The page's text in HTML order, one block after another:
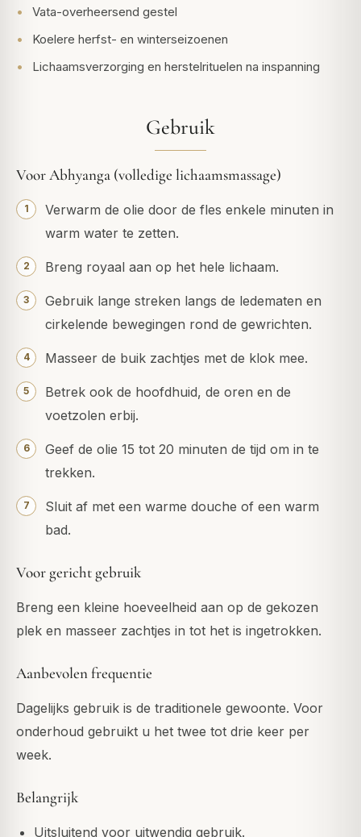
Vata-overheersend gestel
Koelere herfst- en winterseizoenen
Lichaamsverzorging en herstelrituelen na inspanning
Gebruik
Voor Abhyanga (volledige lichaamsmassage)
Verwarm de olie door de fles enkele minuten in
warm water te zetten.
Breng royaal aan op het hele lichaam.
Gebruik lange streken langs de ledematen en
cirkelende bewegingen rond de gewrichten.
Masseer de buik zachtjes met de klok mee.
Betrek ook de hoofdhuid, de oren en de
voetzolen erbij.
Geef de olie 15 tot 20 minuten de tijd om in te
trekken.
Sluit af met een warme douche of een warm
bad.
Voor gericht gebruik
Breng een kleine hoeveelheid aan op de gekozen
plek en masseer zachtjes in tot het is ingetrokken.
Aanbevolen frequentie
Dagelijks gebruik is de traditionele gewoonte. Voor
onderhoud gebruikt u het twee tot drie keer per
week.
Belangrijk
Uitsluitend voor uitwendig gebruik.